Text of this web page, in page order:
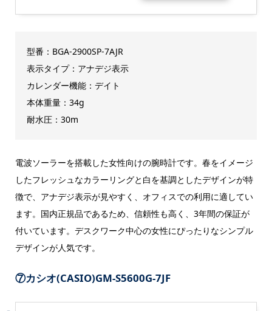
型番：BGA-2900SP-7AJR
表示タイプ：アナデジ表示
カレンダー機能：デイト
本体重量：34g
耐水圧：30m
電波ソーラーを搭載した女性向けの腕時計です。春をイメージ
したフレッシュなカラーリングと白を基調としたデザインが特
徴で、アナデジ表示が見やすく、オフィスでの利用に適してい
ます。国内正規品であるため、信頼性も高く、3年間の保証が
付いています。デスクワーク中心の女性にぴったりなシンプル
デザインが人気です。
⑦カシオ(CASIO)GM-S5600G-7JF